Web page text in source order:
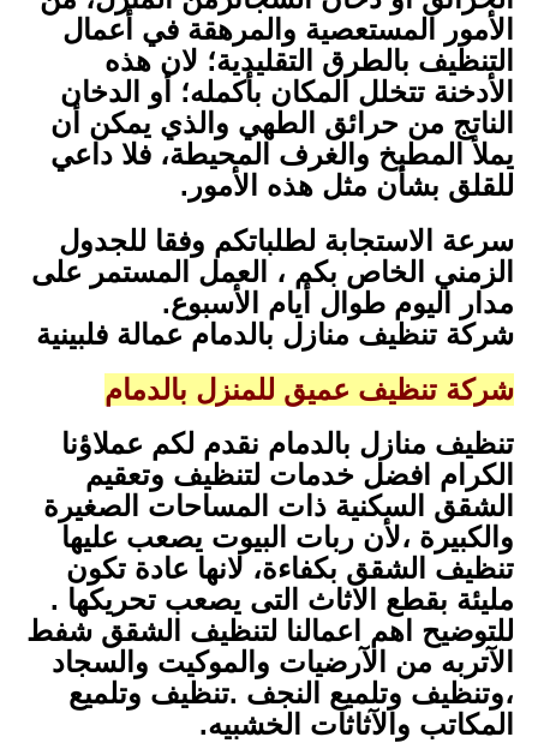
الأمور المستعصية والمرهقة في أعمال
التنظيف بالطرق التقليدية؛ لان هذه
الأدخنة تتخلل المكان بأكمله؛ أو الدخان
الناتج من حرائق الطهي والذي يمكن أن
يملأ المطبخ والغرف المحيطة، فلا داعي
للقلق بشأن مثل هذه الأمور.
سرعة الاستجابة لطلباتكم وفقا للجدول
الزمني الخاص بكم ، العمل المستمر على
مدار اليوم طوال أيام الأسبوع.
شركة تنظيف منازل بالدمام عمالة فلبينية
شركة تنظيف عميق للمنزل بالدمام
تنظيف منازل بالدمام نقدم لكم عملاؤنا
الكرام افضل خدمات لتنظيف وتعقيم
الشقق السكنية ذات المساحات الصغيرة
والكبيرة ،لأن ربات البيوت يصعب عليها
تنظيف الشقق بكفاءة، لانها عادة تكون
مليئة بقطع الاثاث التى يصعب تحريكها .
للتوضيح اهم اعمالنا لتنظيف الشقق شفط
الآتربه من الآرضيات والموكيت والسجاد
،وتنظيف وتلميع النجف .تنظيف وتلميع
المكاتب والآثاثات الخشبيه.